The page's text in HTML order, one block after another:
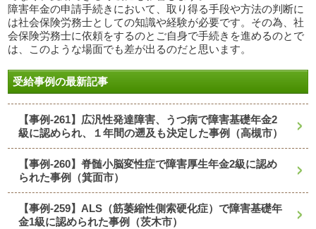
障害年金の申請手続きにおいて、取り得る手段や方法の判断に
は社会保険労務士としての知識や経験が必要です。その為、社
会保険労務士に依頼をするのとご自身で手続きを進めるのとで
は、このような場面でも差が出るのだと思います。
受給事例の最新記事
【事例-261】広汎性発達障害、うつ病で障害基礎年金2
級に認められ、１年間の遡及も決定した事例（高槻市）
【事例-260】脊髄小脳変性症で障害厚生年金2級に認め
られた事例（箕面市）
【事例-259】ALS（筋萎縮性側索硬化症）で障害基礎年
金1級に認められた事例（茨木市）